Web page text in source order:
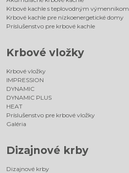
Krbové kachle s teplovodným výmenníkom
Krbové kachle pre nízkoenergetické domy
Príslušenstvo pre krbové kachle
Krbové vložky
Krbové vložky
IMPRESSION
DYNAMIC
DYNAMIC PLUS
HEAT
Príslušenstvo pre krbové vložky
Galéria
Dizajnové krby
Dizajnové krby